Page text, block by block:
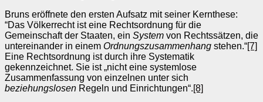
Bruns eröffnete den ersten Aufsatz mit seiner Kernthese:
“Das Völkerrecht ist eine Rechtsordnung für die
Gemeinschaft der Staaten, ein System von Rechtssätzen, die
untereinander in einem Ordnungszusammenhang stehen.“[7]
Eine Rechtsordnung ist durch ihre Systematik
gekennzeichnet. Sie ist „nicht eine systemlose
Zusammenfassung von einzelnen unter sich
beziehungslosen Regeln und Einrichtungen“.[8]